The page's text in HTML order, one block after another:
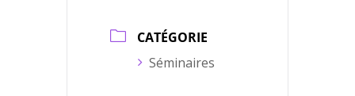
CATÉGORIE
Séminaires